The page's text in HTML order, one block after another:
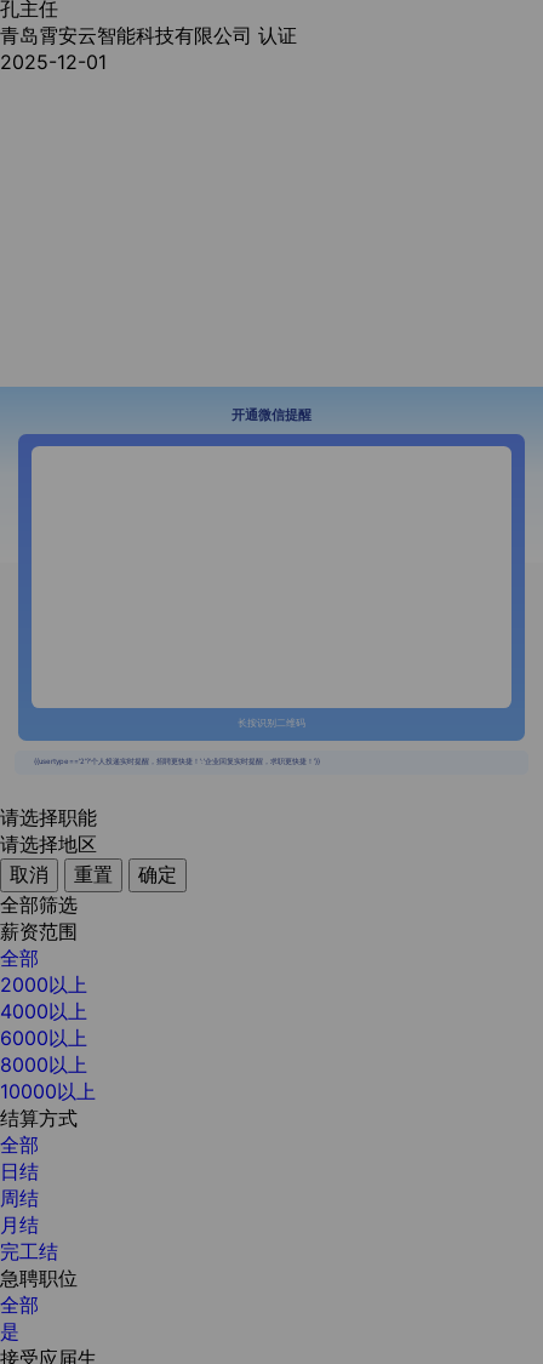
孔主任
青岛霄安云智能科技有限公司 认证
2025-12-01
开通微信提醒
长按识别二维码
{{usertype=='2'?'个人投递实时提醒，招聘更快捷！':'企业回复实时提醒，求职更快捷！'}}
请选择职能
请选择地区
取消
重置
确定
全部筛选
薪资范围
全部
2000以上
4000以上
6000以上
8000以上
10000以上
结算方式
全部
日结
周结
月结
完工结
急聘职位
全部
是
接受应届生